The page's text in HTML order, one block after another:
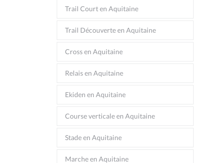
Trail Court en Aquitaine
Trail Découverte en Aquitaine
Cross en Aquitaine
Relais en Aquitaine
Ekiden en Aquitaine
Course verticale en Aquitaine
Stade en Aquitaine
Marche en Aquitaine